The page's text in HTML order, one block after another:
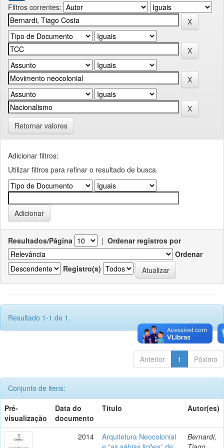
Filtros correntes:
Retornar valores
Adicionar filtros:
Utilizar filtros para refinar o resultado de busca.
Resultados/Página | Ordenar registros por
Ordenar
Registro(s)
Resultado 1-1 de 1.
Anterior 1 Póximo
Conjunto de itens:
Pré-
visualização
Data do
documento
Título Autor(es)
2014
Arquitetura Neocolonial
Bernardi,